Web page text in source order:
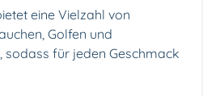
eine Vielzahl von
Golfen und
sodass für jeden Geschmack